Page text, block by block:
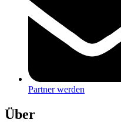
Partner werden
Über